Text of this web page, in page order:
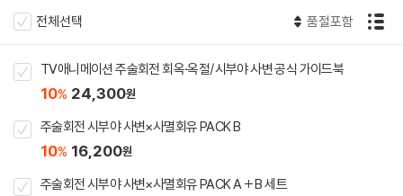
전체선택 품절포함
TV애니메이션 주술회전 회옥·옥절/시부야 사변 공식 가이드북
10% 24,300원
주술회전 시부야 사변×사멸회유 PACK B
10% 16,200원
주술회전 시부야 사변×사멸회유 PACK A + B 세트